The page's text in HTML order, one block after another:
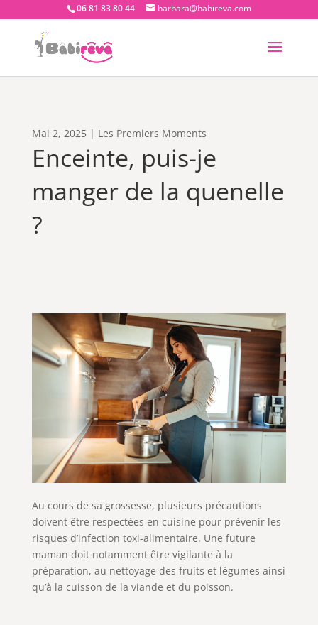
06 81 83 80 44 barbara@babireva.com
Mai 2, 2025 | Les Premiers Moments
Enceinte, puis-je
manger de la quenelle
?
Au cours de sa grossesse, plusieurs précautions
doivent être respectées en cuisine pour prévenir les
risques d’infection toxi-alimentaire. Une future
maman doit notamment être vigilante à la
préparation, au nettoyage des fruits et légumes ainsi
qu’à la cuisson de la viande et du poisson.